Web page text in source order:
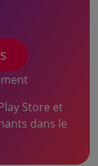
Store et
dans le